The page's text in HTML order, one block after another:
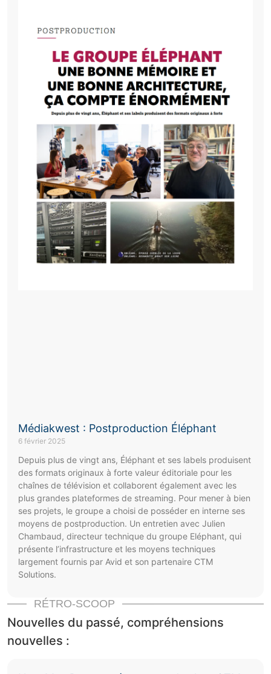
Médiakwest : Postproduction Éléphant
6 février 2025
Depuis plus de vingt ans, Éléphant et ses labels produisent
des formats originaux à forte valeur éditoriale pour les
chaînes de télévision et collaborent également avec les
plus grandes plateformes de streaming. Pour mener à bien
ses projets, le groupe a choisi de posséder en interne ses
moyens de postproduction. Un entretien avec Julien
Chambaud, directeur technique du groupe Eléphant, qui
présente l’infrastructure et les moyens techniques
largement fournis par Avid et son partenaire CTM
Solutions.
RÉTRO-SCOOP
Nouvelles du passé, compréhensions
nouvelles :